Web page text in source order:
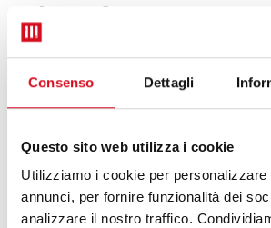
Consenso Dettagli
Questo sito web utilizza i cookie
Utilizziamo i cookie per personalizzare
annunci, per fornire funzionalità dei
analizzare il nostro traffico.
form a fianco.
Oppure contattaci ai seguenti
email:info@moresi.com
telefono: +41 91 260 3000
Nome*